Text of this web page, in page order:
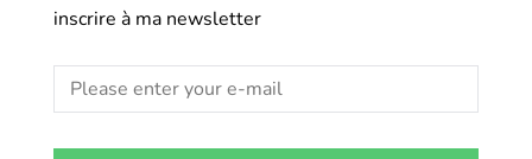
inscrire à ma newsletter